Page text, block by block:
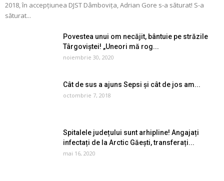
2018, în accepțiunea DJST Dâmbovița, Adrian Gore s-a săturat! S-a
săturat...
Povestea unui om necăjit, bântuie pe străzile
Târgoviștei! „Uneori mă rog...
noiembrie 30, 2020
Cât de sus a ajuns Sepsi și cât de jos am...
octombrie 7, 2018
Spitalele județului sunt arhipline! Angajați
infectați de la Arctic Găești, transferați...
mai 16, 2020